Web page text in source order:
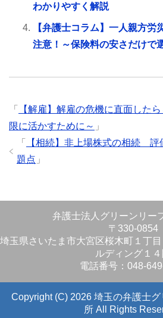
わかりやすく解説
【弁護士コラム】一人親方労
注意！～保険料の安さだけで
「
【解雇】解雇の危機に直面した
限に活かすために～ 」
「
【相続】非上場株式の相続 評
題点 」
弁護士法人グリーンリー
〒330-0854
埼玉県さいたま市大宮区桜木町１丁
ルディング１
電話番号：048-
Copyright (C) 2026 埼玉の弁護士
所 All Rights